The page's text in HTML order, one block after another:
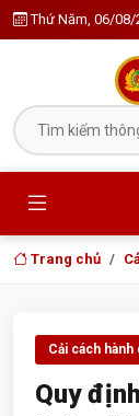
Thứ Năm, 06/08/
Trang chủ
Cải cách hành
Quy